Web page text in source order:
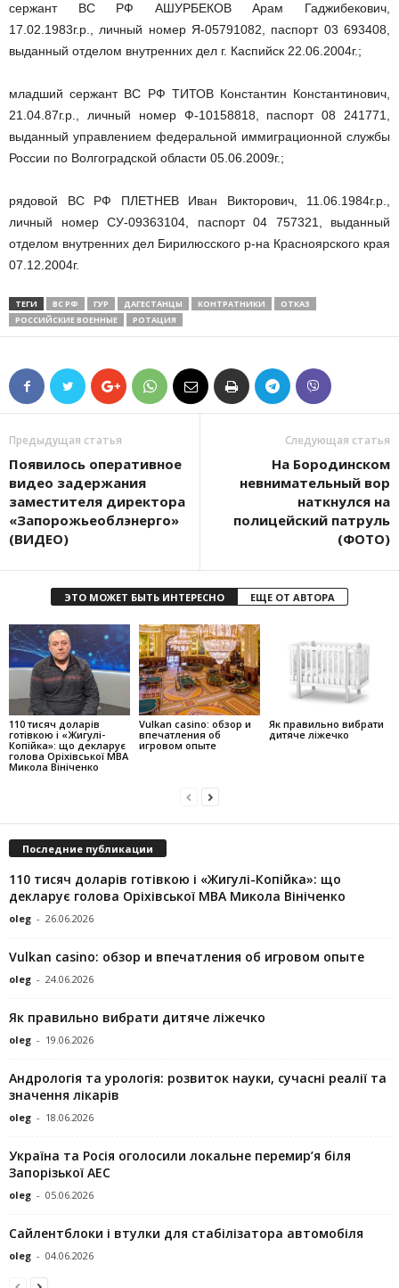
сержант ВС РФ АШУРБЕКОВ Арам Гаджибекович,
17.02.1983г.р., личный номер Я-05791082, паспорт 03 693408,
выданный отделом внутренних дел г. Каспийск 22.06.2004г.;
младший сержант ВС РФ ТИТОВ Константин Константинович,
21.04.87г.р., личный номер Ф-10158818, паспорт 08 241771,
выданный управлением федеральной иммиграционной службы
России по Волгоградской области 05.06.2009г.;
рядовой ВС РФ ПЛЕТНЕВ Иван Викторович, 11.06.1984г.р.,
личный номер СУ-09363104, паспорт 04 757321, выданный
отделом внутренних дел Бирилюсского р-на Красноярского края
07.12.2004г.
ТЕГИ ВС РФ ГУР ДАГЕСТАНЦЫ КОНТРАТНИКИ
ОТКАЗ
РОССИЙСКИЕ ВОЕННЫЕ
РОТАЦИЯ
Предыдущая статья
Появилось оперативное
видео задержания
заместителя директора
«Запорожьеоблэнерго»
(ВИДЕО)
Следующая статья
На Бородинском
невнимательный вор
наткнулся на
полицейский патруль
(ФОТО)
ЭТО МОЖЕТ БЫТЬ ИНТЕРЕСНО ЕЩЕ ОТ АВТОРА
110 тисяч доларів
готівкою і «Жигулі-
Копійка»: що декларує
голова Оріхівської МВА
Микола Вініченко
Vulkan casino: обзор и
впечатления об
игровом опыте
Як правильно вибрати
дитяче ліжечко
Последние публикации
110 тисяч доларів готівкою і «Жигулі-Копійка»: що
декларує голова Оріхівської МВА Микола Вініченко
oleg - 26.06.2026
Vulkan casino: обзор и впечатления об игровом опыте
oleg - 24.06.2026
Як правильно вибрати дитяче ліжечко
oleg - 19.06.2026
Андрологія та урологія: розвиток науки, сучасні реалії та
значення лікарів
oleg - 18.06.2026
Україна та Росія оголосили локальне перемир’я біля
Запорізької АЕС
oleg - 05.06.2026
Сайлентблоки і втулки для стабілізатора автомобіля
oleg - 04.06.2026